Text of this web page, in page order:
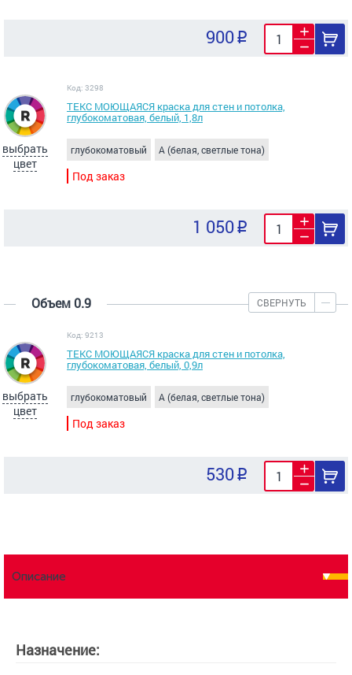
900
выбрать
цвет
Код: 3298
ТЕКС МОЮЩАЯСЯ краска для стен и потолка,
глубокоматовая, белый, 1,8л
глубокоматовый A (белая, светлые тона)
Под заказ
1 050
Объем 0.9 СВЕРНУТЬ
выбрать
цвет
Код: 9213
ТЕКС МОЮЩАЯСЯ краска для стен и потолка,
глубокоматовая, белый, 0,9л
глубокоматовый A (белая, светлые тона)
Под заказ
530
Описание
Назначение: